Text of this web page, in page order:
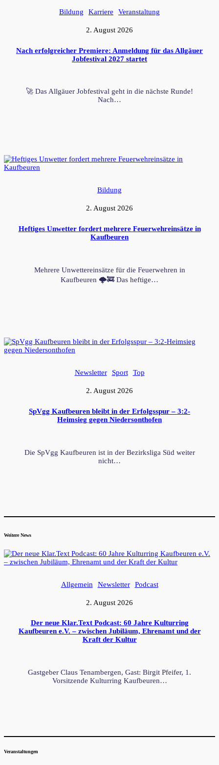
Bildung Karriere Veranstaltung
2. August 2026
Nach erfolgreicher Premiere: Anmeldung für das Allgäuer
Jobfestival 2027 startet
🚀 Das Allgäuer Jobfestival geht in die nächste Runde!
Nach…
Bildung
2. August 2026
Heftiges Unwetter fordert mehrere Feuerwehreinsätze in
Kaufbeuren
Mehrere Unwettereinsätze für die Feuerwehren in
Kaufbeuren 🌩️🚒 Das heftige…
Newsletter Sport Top
2. August 2026
SpVgg Kaufbeuren bleibt in der Erfolgsspur – 3:2-
Heimsieg gegen Niedersonthofen
Die SpVgg Kaufbeuren ist in der Bezirksliga Süd weiter
nicht…
Weitere News
Allgemein Newsletter Podcast
2. August 2026
Der neue Klar.Text Podcast: 60 Jahre Kulturring
Kaufbeuren e.V. – zwischen Jubiläum, Ehrenamt und der
Kraft der Kultur
Gastgeber Claus Tenambergen, Gast: Birgit Pfeifer, 1.
Vorsitzende Kulturring Kaufbeuren…
Veranstaltungen